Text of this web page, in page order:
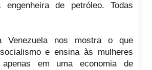
engenheira de petróleo. Todas
Venezuela nos mostra o que
e ensina às mulheres
em uma economia de